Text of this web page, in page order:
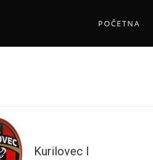
POČETNA
Kurilovec I